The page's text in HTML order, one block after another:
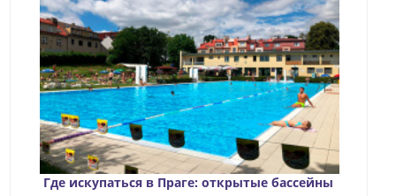
Где искупаться в Праге: открытые бассейны